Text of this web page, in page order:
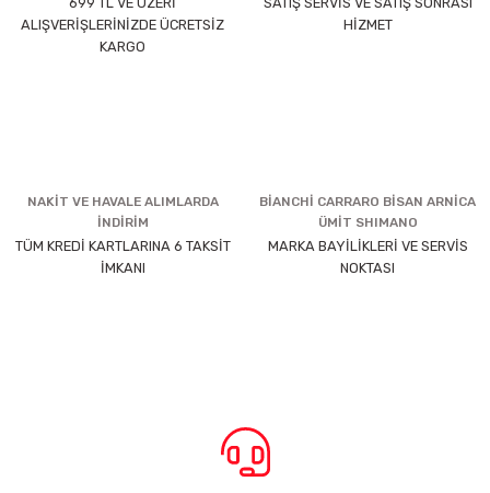
ALIŞVERİŞLERİNİZDE ÜCRETSİZ
KARGO
HİZMET
NAKİT VE HAVALE ALIMLARDA
İNDİRİM
TÜM KREDİ KARTLARINA 6 TAKSİT
İMKANI
BİANCHİ CARRARO BİSAN ARNİCA
ÜMİT SHIMANO
MARKA BAYİLİKLERİ VE SERVİS
NOKTASI